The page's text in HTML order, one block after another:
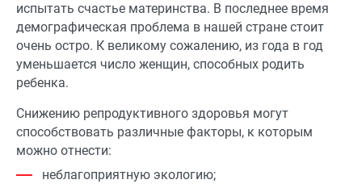
испытать счастье материнства. В последнее время
демографическая проблема в нашей стране стоит
очень остро. К великому сожалению, из года в год
уменьшается число женщин, способных родить
ребенка.
Снижению репродуктивного здоровья могут
способствовать различные факторы, к которым
можно отнести:
неблагоприятную экологию;